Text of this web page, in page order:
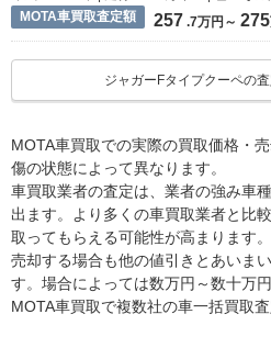
MOTA車買取査定額
257 .7万円～ 275
ジャガーFタイプクーペの
MOTA車買取での実際の買取価格・
傷の状態によって異なります。
車買取業者の査定は、業者の強み車
出ます。より多くの車買取業者と比
取ってもらえる可能性が高まります
売却する場合も他の値引きとあいま
す。場合によっては数万円～数十万
MOTA車買取で複数社の車一括買取